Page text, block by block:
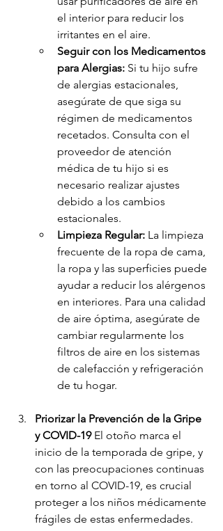
el interior para reducir los
irritantes en el aire.
Seguir con los Medicamentos
para Alergias: Si tu hijo sufre
de alergias estacionales,
asegúrate de que siga su
régimen de medicamentos
recetados. Consulta con el
proveedor de atención
médica de tu hijo si es
necesario realizar ajustes
debido a los cambios
estacionales.
Limpieza Regular: La limpieza
frecuente de la ropa de cama,
la ropa y las superficies puede
ayudar a reducir los alérgenos
en interiores. Para una calidad
de aire óptima, asegúrate de
cambiar regularmente los
filtros de aire en los sistemas
de calefacción y refrigeración
de tu hogar.
Priorizar la Prevención de la Gripe
y COVID-19 El otoño marca el
inicio de la temporada de gripe, y
con las preocupaciones continuas
en torno al COVID-19, es crucial
proteger a los niños médicamente
frágiles de estas enfermedades.